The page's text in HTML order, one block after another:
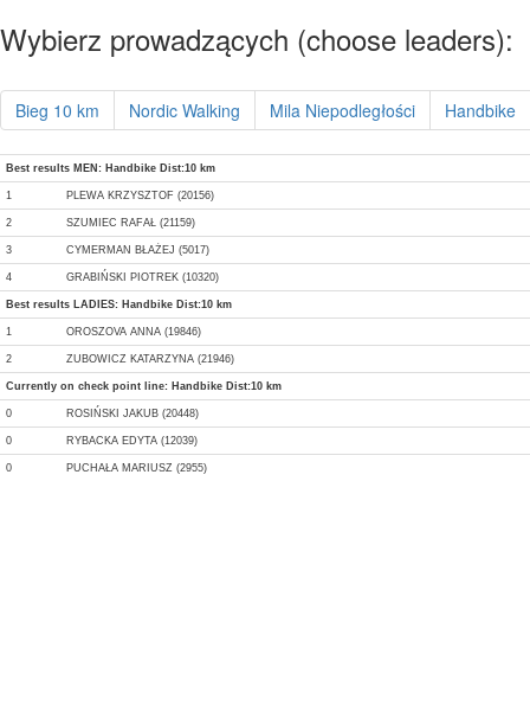
Wybierz prowadzących (choose leaders):
Bieg 10 km Nordic Walking Mila Niepodległości Handbike
Best results MEN: Handbike Dist:10 km
1 PLEWA KRZYSZTOF (20156)
2 SZUMIEC RAFAŁ (21159)
3 CYMERMAN BŁAŻEJ (5017)
4 GRABIŃSKI PIOTREK (10320)
Best results LADIES: Handbike Dist:10 km
1 OROSZOVA ANNA (19846)
2 ZUBOWICZ KATARZYNA (21946)
Currently on check point line: Handbike Dist:10 km
0 ROSIŃSKI JAKUB (20448)
0 RYBACKA EDYTA (12039)
0 PUCHAŁA MARIUSZ (2955)